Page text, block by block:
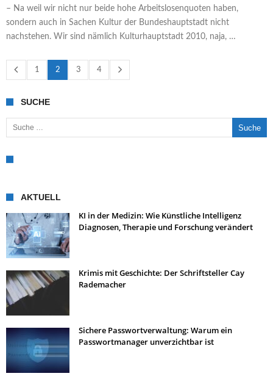
– Na weil wir nicht nur beide hohe Arbeitslosenquoten haben,
sondern auch in Sachen Kultur der Bundeshauptstadt nicht
nachstehen. Wir sind nämlich Kulturhauptstadt 2010, naja, …
1 2 3 4
SUCHE
Suche nach:
AKTUELL
KI in der Medizin: Wie Künstliche Intelligenz
Diagnosen, Therapie und Forschung verändert
Krimis mit Geschichte: Der Schriftsteller Cay
Rademacher
Sichere Passwortverwaltung: Warum ein
Passwortmanager unverzichtbar ist